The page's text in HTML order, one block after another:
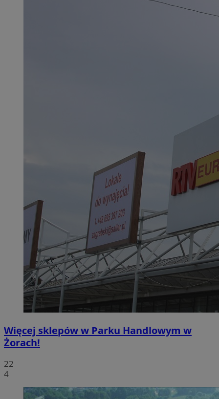
Więcej sklepów w Parku Handlowym w
Żorach!
22
4